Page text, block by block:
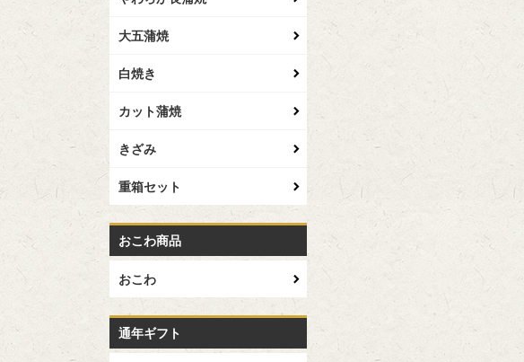
大五蒲焼
白焼き
カット蒲焼
きざみ
重箱セット
おこわ商品
おこわ
通年ギフト